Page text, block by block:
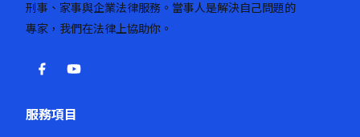
刑事、家事與企業法律服務。當事人是解決自己問題的
專家，我們在法律上協助你。
服務項目